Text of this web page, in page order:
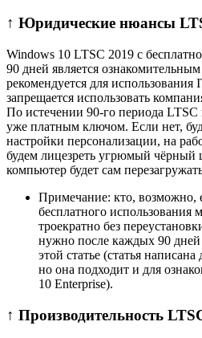
↑ Юридические нюансы
Windows 10 LTSC 2019 с
90 дней является
рекомендуется для использования
запрещается использовать
По истечении 90-го периода LTSC
уже платным ключом. Если нет,
настройки персонализации, на
будем лицезреть угрюмый чёрный
компьютер будет сам
Примечание: кто, возможно,
бесплатного использования
троекратно без
нужно после каждых 90
этой статье (статья
но она подходит и для
10 Enterprise).
↑ Производительность